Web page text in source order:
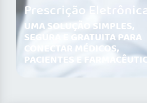
Prescrição
UMA SOLUÇÃO SIMPLES,
SEGURA E GRATUITA PARA
CONECTAR MÉDICOS,
PACIENTES E